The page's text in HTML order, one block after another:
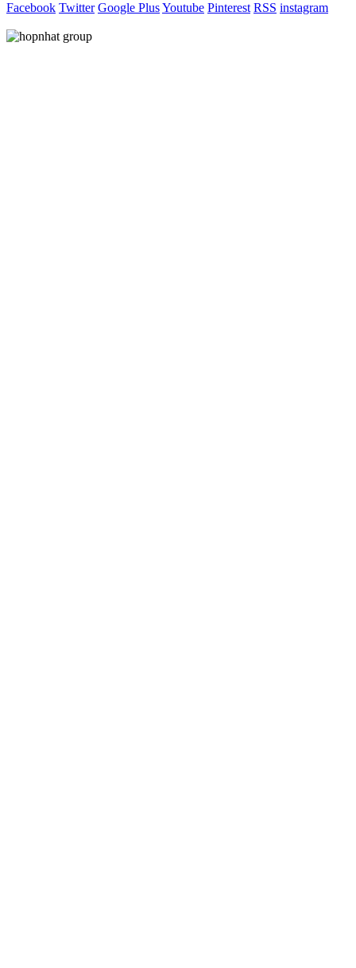
Facebook Twitter Google PlusYoutube Pinterest RSS instagram